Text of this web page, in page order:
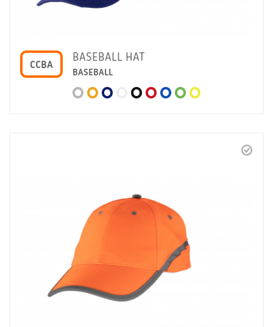
CCBA
BASEBALL HAT
BASEBALL